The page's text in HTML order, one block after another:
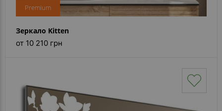
Premium
Зеркало Kitten
от 10 210 грн